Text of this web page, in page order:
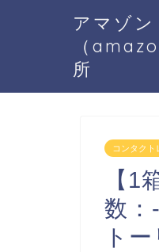
アマゾン
（
所
コンタクト
【1
数：
ト